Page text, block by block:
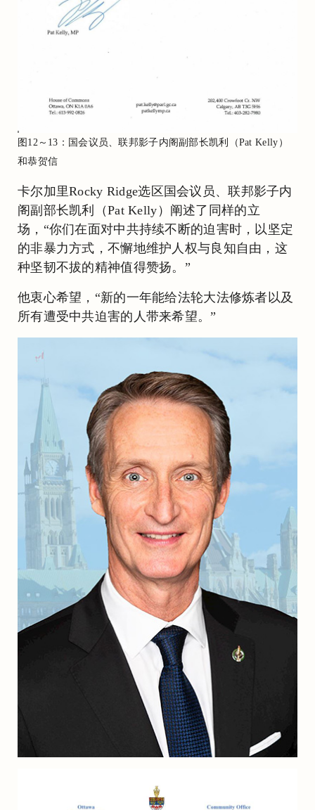
图12～13：国会议员、联邦影子内阁副部长凯利（Pat Kelly）
和恭贺信
卡尔加里Rocky Ridge选区国会议员、联邦影子内
阁副部长凯利（Pat Kelly）阐述了同样的立
场，“你们在面对中共持续不断的迫害时，以坚定
的非暴力方式，不懈地维护人权与良知自由，这
种坚韧不拔的精神值得赞扬。”
他衷心希望，“新的一年能给法轮大法修炼者以及
所有遭受中共迫害的人带来希望。”